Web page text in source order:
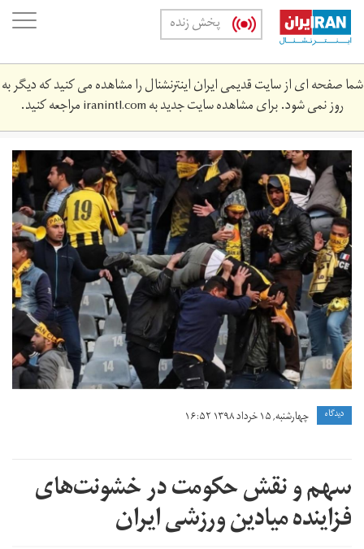
Skip
main
content
پخش زنده
شما صفحه ای از سایت قدیمی ایران اینترنشنال را مشاهده می کنید که دیگر به
روز نمی شود. برای مشاهده سایت جدید بهiranintl.comمراجعه کنید.
3fbb6fe5aa.jpg
دیدگاه چهارشنبه, ۱۵ خرداد ۱۳۹۸ ۱۶:۵۲
سهم و نقش حکومت در خشونت‌های
فزاینده‌ میادین ورزشی ایران